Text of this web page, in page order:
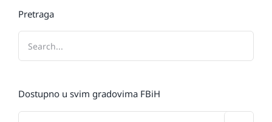
Pretraga
Dostupno u svim gradovima FBiH